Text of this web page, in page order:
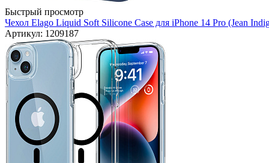
Быстрый просмотр
Чехол Elago Liquid Soft Silicone Case для iPhone 14 Pro (Jean
Артикул: 1209187